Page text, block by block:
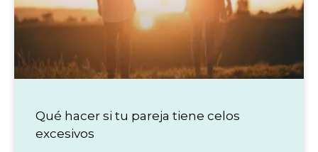
Qué hacer si tu pareja tiene celos
excesivos